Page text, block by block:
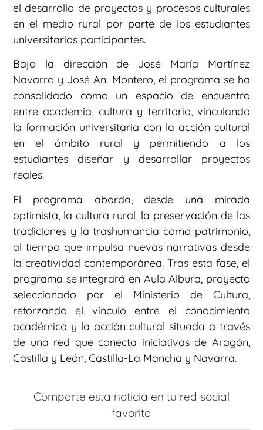
el desarrollo de proyectos y procesos culturales
en el medio rural por parte de los estudiantes
universitarios participantes.
Bajo la dirección de José María Martínez
Navarro y José An. Montero, el programa se ha
consolidado como un espacio de encuentro
entre academia, cultura y territorio, vinculando
la formación universitaria con la acción cultural
en el ámbito rural y permitiendo a los
estudiantes diseñar y desarrollar proyectos
reales.
El programa aborda, desde una mirada
optimista, la cultura rural, la preservación de las
tradiciones y la trashumancia como patrimonio,
al tiempo que impulsa nuevas narrativas desde
la creatividad contemporánea. Tras esta fase, el
programa se integrará en Aula Albura, proyecto
seleccionado por el Ministerio de Cultura,
reforzando el vínculo entre el conocimiento
académico y la acción cultural situada a través
de una red que conecta iniciativas de Aragón,
Castilla y León, Castilla-La Mancha y Navarra.
Comparte esta noticia en tu red social
favorita